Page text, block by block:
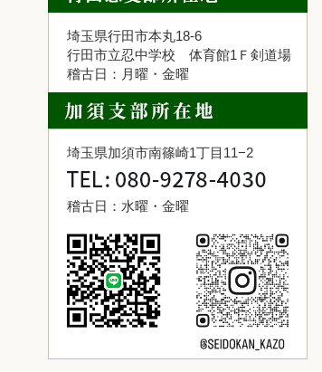
埼玉県行田市本丸18-6
行田市立忍中学校 体育館1Ｆ剣道場
稽古日：月曜・金曜
埼玉県加須市南篠崎1丁目11−2
稽古日：水曜・金曜